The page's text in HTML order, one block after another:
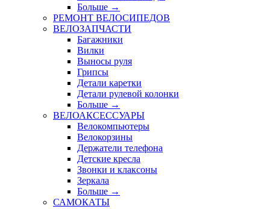
Больше →
РЕМОНТ ВЕЛОСИПЕДОВ
ВЕЛОЗАПЧАСТИ
Багажники
Вилки
Выносы руля
Грипсы
Детали каретки
Детали рулевой колонки
Больше →
ВЕЛОАКСЕССУАРЫ
Велокомпьютеры
Велокорзины
Держатели телефона
Детские кресла
Звонки и клаксоны
Зеркала
Больше →
САМОКАТЫ